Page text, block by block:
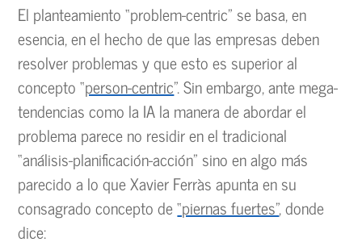
El planteamiento “problem-centric” se basa, en
esencia, en el hecho de que las empresas deben
resolver problemas y que esto es superior al
concepto “person-centric”. Sin embargo, ante mega-
tendencias como la IA la manera de abordar el
problema parece no residir en el tradicional
“análisis-planificación-acción” sino en algo más
parecido a lo que Xavier Ferràs apunta en su
consagrado concepto de“piernas fuertes”, donde
dice: